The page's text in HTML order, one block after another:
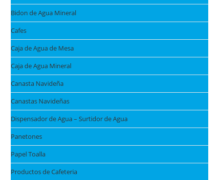
Bidon de Agua Mineral
Cafes
Caja de Agua de Mesa
Caja de Agua Mineral
Canasta Navideña
Canastas Navideñas
Dispensador de Agua – Surtidor de Agua
Panetones
Papel Toalla
Productos de Cafeteria